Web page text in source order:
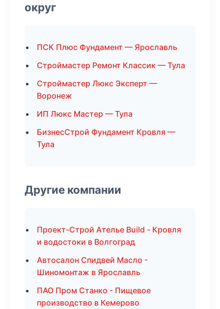
округ
ПСК Плюс Фундамент — Ярославль
Строймастер Ремонт Классик — Тула
Строймастер Люкс Эксперт —
Воронеж
ИП Люкс Мастер — Тула
БизнесСтрой Фундамент Кровля —
Тула
Другие компании
Проект-Строй Ателье Build - Кровля
и водостоки в Волгоград
Автосалон Спидвей Масло -
Шиномонтаж в Ярославль
ПАО Пром Станко - Пищевое
производство в Кемерово